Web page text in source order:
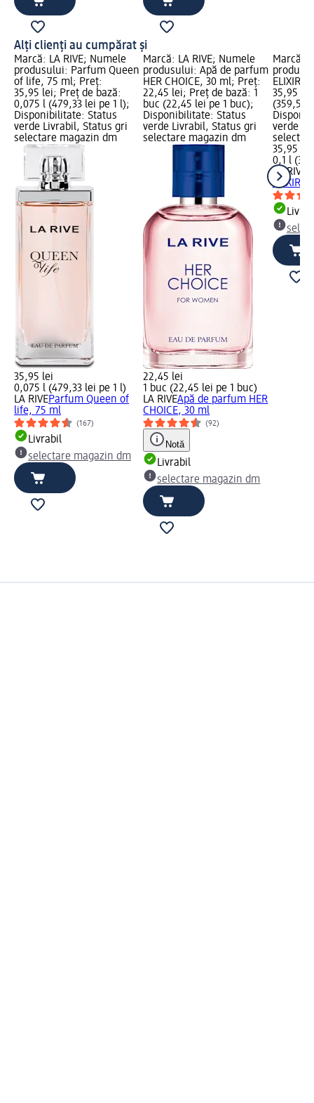
Alți clienți au cumpărat și
Marcă: LA RIVE; Numele
produsului: Parfum Queen
of life, 75 ml; Preț:
35,95 lei; Preț de bază:
0,075 l (479,33 lei pe 1 l);
Disponibilitate: Status
verde Livrabil, Status gri
selectare magazin dm
35,95 lei
0,075 l (479,33 lei pe 1 l)
LA RIVEParfum Queen of
life, 75 ml
(167)
Livrabil
selectare magazin dm
Marcă: LA RIVE; Numele
produsului: Apă de parfum
HER CHOICE, 30 ml; Preț:
22,45 lei; Preț de bază: 1
buc (22,45 lei pe 1 buc);
Disponibilitate: Status
verde Livrabil, Status gri
selectare magazin dm
22,45 lei
1 buc (22,45 lei pe 1 buc)
LA RIVEApă de parfum HER
CHOICE, 30 ml
(92)
Notă
Livrabil
selectare magazin dm
Marcă:
ELIXIR,
35,95
(359,50
verde
35,95 lei
0,1 l
LA RIVE
ELIXIR,